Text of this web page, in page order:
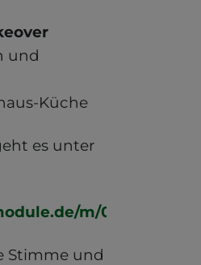
und
Küche
es unter
m/
Stimme und